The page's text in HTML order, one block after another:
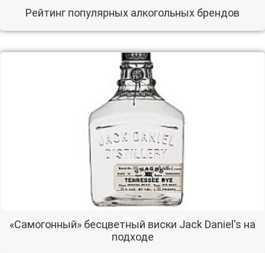
Рейтинг популярных алкогольных брендов
«Самогонный» бесцветный виски Jack Daniel's на
подходе